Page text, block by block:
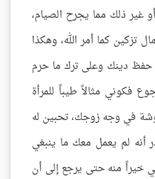
غير ذلك مما يجرح الصيام،
تزكين كما أمر الله، وهكذا
دينك وعلى ترك ما حرم
فكوني مثالاً طيباً للمرأة
في وجه زوجك، تحبين له
أنه لم يعمل معك ما ينبغي
خيراً منه حتى يرجع إلى أن